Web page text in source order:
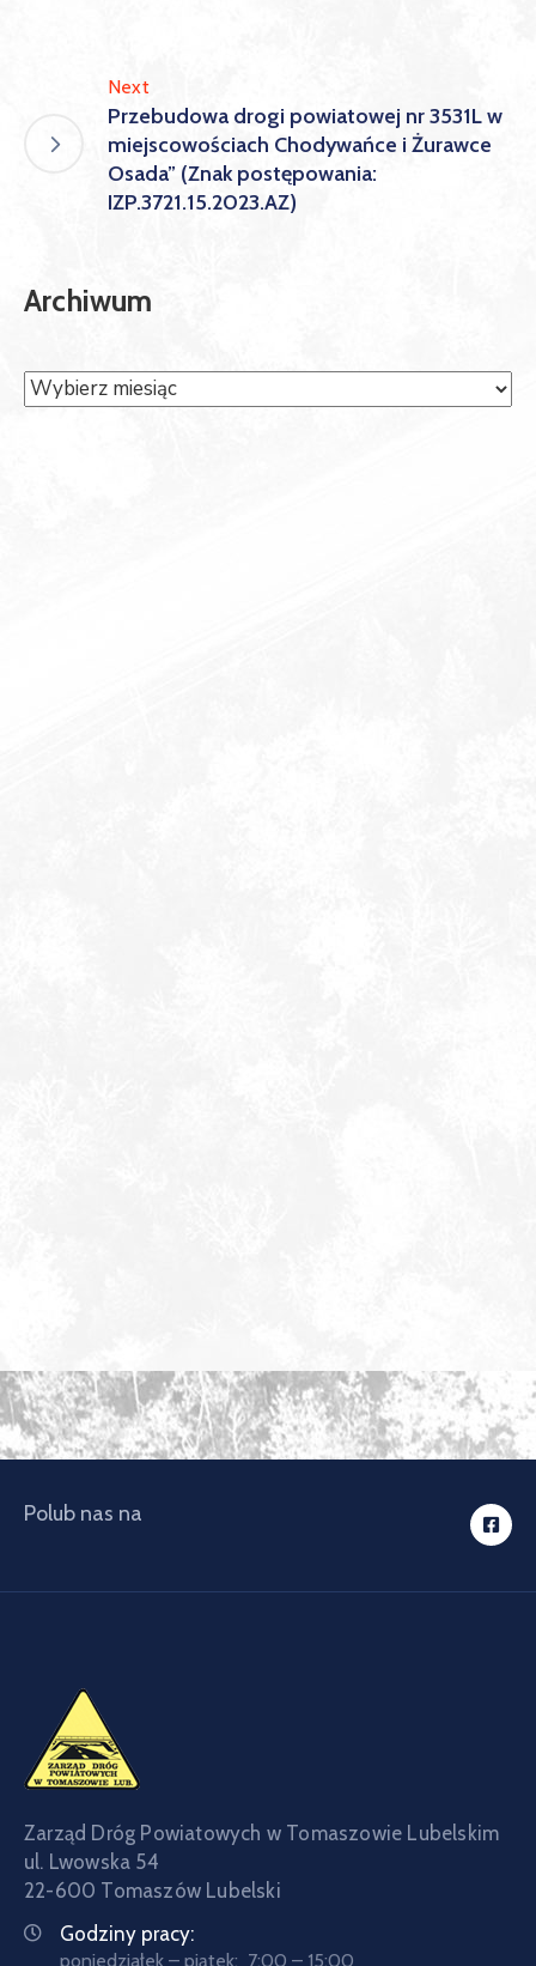
Next
Przebudowa drogi powiatowej nr 3531L w
miejscowościach Chodywańce i Żurawce
Osada” (Znak postępowania:
IZP.3721.15.2023.AZ)
Archiwum
Polub nas na
Zarząd Dróg Powiatowych w Tomaszowie Lubelskim
ul. Lwowska 54
22-600 Tomaszów Lubelski
Godziny pracy:
poniedziałek – piątek: 7:00 – 15:00